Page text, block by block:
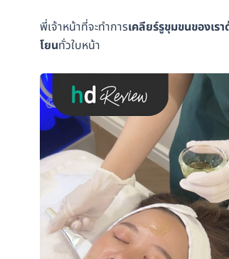
พี่เจ้าหน้าที่จะทำการเคลียร์รูขุมขนของเ
โยนทั่วใบหน้า